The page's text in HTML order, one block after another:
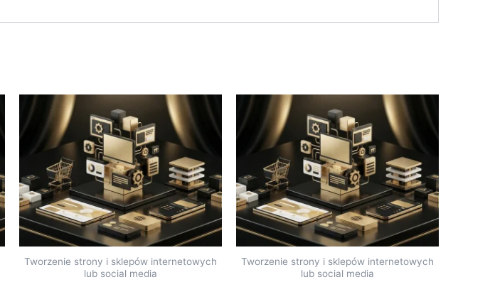
Tworzenie strony i sklepów internetowych
lub social media
Tworzenie strony i sklepów internetowych
lub social media